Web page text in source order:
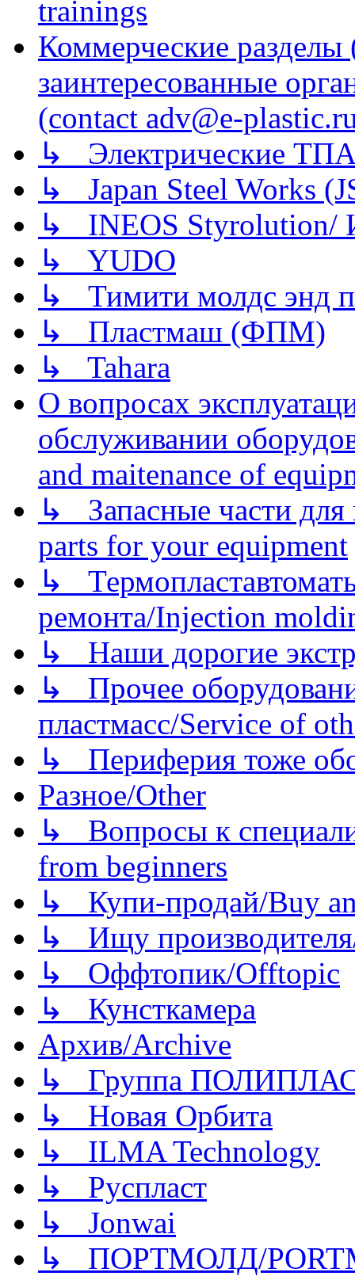
trainings
Коммерческие
заинтересованные
(contact adv@e-
↳ Электрические
↳ Japan Steel Works
↳ INEOS
↳ YUDO
↳ Тимити молдс энд
↳ Пластмаш (ФПМ)
↳ Tahara
О вопросах
обслуживании
and maitenance of
↳ Запасные части для
parts for your equipment
↳
ремонта/Injection
↳ Наши дорогие
↳ Прочее
пластмасс/Service of
↳ Периферия тоже
Разное/Other
↳ Вопросы к
from beginners
↳ Купи-продай/Buy
↳ Ищу
↳ Оффтопик/Offtopic
↳ Кунсткамера
Архив/Archive
↳ Группа
↳ Новая Орбита
↳ ILMA Technology
↳ Руспласт
↳ Jonwai
↳ ПОРТМОЛД/